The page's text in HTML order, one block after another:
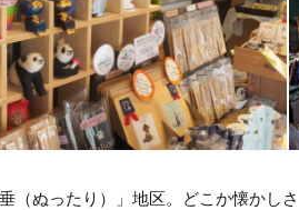
（ぬったり）」地区。どこか懐かしさ